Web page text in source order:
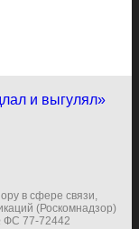
и выгулял»
в сфере связи,
(Роскомнадзор)
ФС 77-72442